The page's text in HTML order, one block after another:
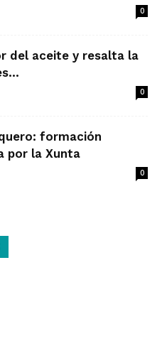
0
del aceite y resalta la
0
formación
por la Xunta
0